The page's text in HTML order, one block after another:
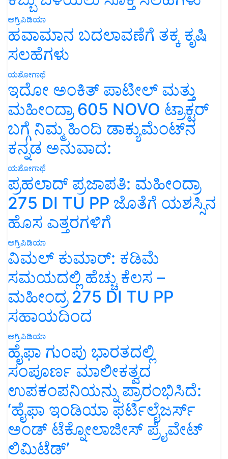
ಅಗ್ರಿಪಿಡಿಯಾ
ಹವಾಮಾನ ಬದಲಾವಣೆಗೆ ತಕ್ಕ ಕೃಷಿ
ಸಲಹೆಗಳು
ಯಶೋಗಾಥೆ
ಇದೋ ಅಂಕಿತ್ ಪಾಟೀಲ್ ಮತ್ತು
ಮಹೀಂದ್ರಾ 605 NOVO ಟ್ರಾಕ್ಟರ್
ಬಗ್ಗೆ ನಿಮ್ಮ ಹಿಂದಿ ಡಾಕ್ಯುಮೆಂಟ್‌ನ
ಕನ್ನಡ ಅನುವಾದ:
ಯಶೋಗಾಥೆ
ಪ್ರಹಲಾದ್ ಪ್ರಜಾಪತಿ: ಮಹೀಂದ್ರಾ
275 DI TU PP ಜೊತೆಗೆ ಯಶಸ್ಸಿನ
ಹೊಸ ಎತ್ತರಗಳಿಗೆ
ಅಗ್ರಿಪಿಡಿಯಾ
ವಿಮಲ್ ಕುಮಾರ್: ಕಡಿಮೆ
ಸಮಯದಲ್ಲಿ ಹೆಚ್ಚು ಕೆಲಸ –
ಮಹೀಂದ್ರ 275 DI TU PP
ಸಹಾಯದಿಂದ
ಅಗ್ರಿಪಿಡಿಯಾ
ಹೈಫಾ ಗುಂಪು ಭಾರತದಲ್ಲಿ
ಸಂಪೂರ್ಣ ಮಾಲೀಕತ್ವದ
ಉಪಕಂಪನಿಯನ್ನು ಪ್ರಾರಂಭಿಸಿದೆ:
‘ಹೈಫಾ ಇಂಡಿಯಾ ಫರ್ಟಿಲೈಜರ್ಸ್
ಅಂಡ್ ಟೆಕ್ನೋಲಾಜೀಸ್ ಪ್ರೈವೇಟ್
ಲಿಮಿಟೆಡ್’